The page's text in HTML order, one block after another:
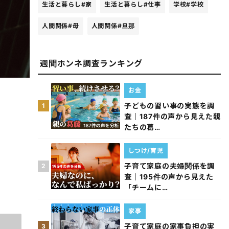
生活と暮らし#家 生活と暮らし#仕事 学校#学校
人間関係#母 人間関係#旦那
週間ホンネ調査ランキング
1
子どもの習い事の実態を調
査｜187件の声から見えた親
たちの葛…
お金
2
子育て家庭の夫婦関係を調
査｜195件の声から見えた
「チームに…
しつけ/育児
3 子育て家庭の家事負担の実
家事